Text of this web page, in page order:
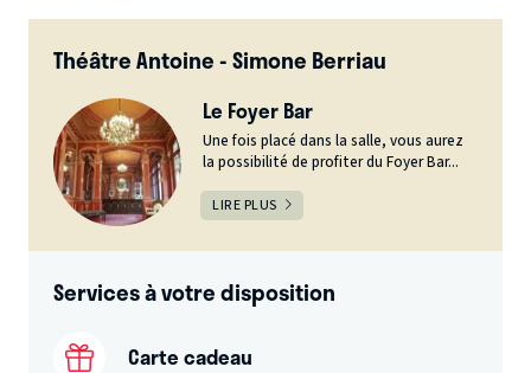
Théâtre Antoine - Simone Berriau
Le Foyer Bar
Une fois placé dans la salle, vous aurez
la possibilité de profiter du Foyer Bar...
LIRE PLUS
Services à votre disposition
Carte cadeau